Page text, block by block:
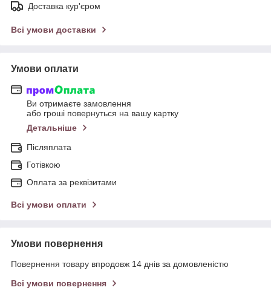
Доставка кур'єром
Всі умови доставки
Умови оплати
Ви отримаєте замовлення
або гроші повернуться на вашу картку
Детальніше
Післяплата
Готівкою
Оплата за реквізитами
Всі умови оплати
Умови повернення
Повернення товару впродовж 14 днів за домовленістю
Всі умови повернення